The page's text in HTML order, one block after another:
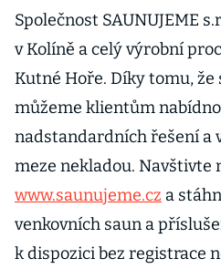
Společnost SAUNUJEME
v Kolíně a celý výrobní
Kutné Hoře. Díky tomu, že
můžeme klientům
nadstandardních řešení a
meze nekladou. Navštivte
www.saunujeme.cz a
venkovních saun a
k dispozici bez registrace